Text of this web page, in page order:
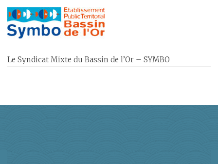
Le Syndicat Mixte du Bassin de l’Or – SYMBO